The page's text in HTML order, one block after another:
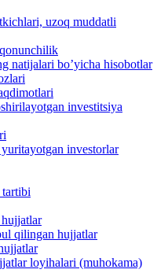
uzoq muddatli
natijalari boʼyicha hisobotlar
investitsiya
investorlar
tartibi
qilingan hujjatlar
loyihalari (muhokama)